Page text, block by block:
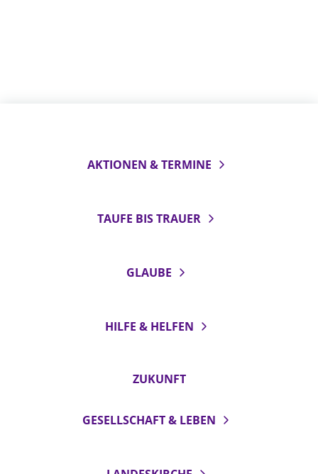
AKTIONEN & TERMINE
TAUFE BIS TRAUER
GLAUBE
HILFE & HELFEN
ZUKUNFT
GESELLSCHAFT & LEBEN